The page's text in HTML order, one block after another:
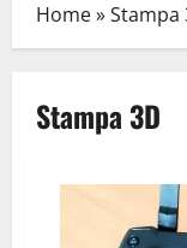
Home»Stampa
Stampa 3D